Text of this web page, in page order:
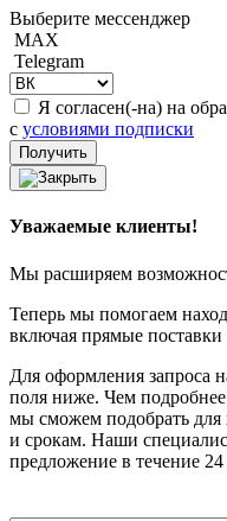
Выберите мессенджер
MAX
Telegram
Я согласен(-на) на
с условиями подписки
Уважаемые клиенты!
Мы расширяем
Теперь мы помогаем
включая прямые поставки
Для оформления запроса
поля ниже. Чем
мы сможем подобрать для
и срокам. Наши
предложение в течение 24